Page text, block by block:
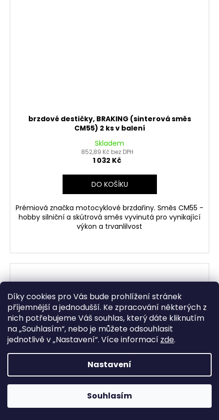
Díky cookies pro Vás bude prohlížení stránek
příjemnější a jednodušší. Ke zpracování některých z
nich potřebujeme Váš souhlas, který dáte kliknutím
na „Souhlasím“, nebo je můžete odsouhlasit
jednotlivě v „Nastavení“. Více informací zde.
Nastavení
Souhlasím
brzdové destičky, BRAKING (sinterová směs
CM55) 2 ks v balení
Skladem
852,89 Kč bez DPH
1 032 Kč
DO KOŠÍKU
Prémiová značka motocyklové brzdařiny. Směs CM55 -
hobby silniční a skútrová směs vyvinutá pro vynikající
výkon a trvanlilvost